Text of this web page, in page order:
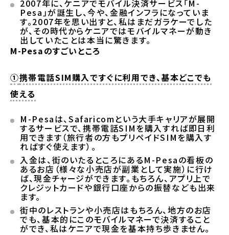
2007年に、ケニアでモバイル決済サービス「M-
Pesa」が誕生し、今や、金融インフラになっていま
す。2007年を思い出すと、私はまだガラケーでした
が、その時代からケニアではモバイルマネーが動き
出していたことは本当に驚きます。
M-Pesaのすごいところ
①携帯電話SIM購入ですぐに利用でき、基本どこでも
使える
M-Pesaは、Safaricomという大手キャリアが展開
するサービスで、携帯電話SIMを購入すれば即日利
用できます（旅行者の方もプリペイドSIMを購入す
ればすぐ使えます）。
入金は、街のいたるところにあるM-Pesaの看板の
あるお店（様々な小売店が副業として実施）に行け
ば、現金チャージができます。もちろん、アプリ上で
クレジットカードや銀行口座からの振替なども出来
ます。
街中のレストランや小売店はもちろん、地方のお店
でも、基本的にこのモバイルマネーで決済すること
ができ、私はケニアで現金を基本持ち歩きません。